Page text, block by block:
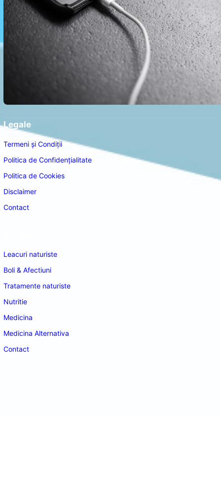
Legale
Termeni și Condiții
Politica de Confidențialitate
Politica de Cookies
Disclaimer
Contact
Leacuri naturiste
Boli & Afectiuni
Tratamente naturiste
Nutritie
Medicina
Medicina Alternativa
Contact